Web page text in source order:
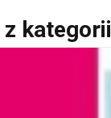
z kategorii